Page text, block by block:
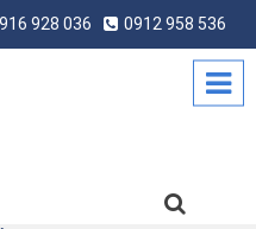
928 036 0912 958 536